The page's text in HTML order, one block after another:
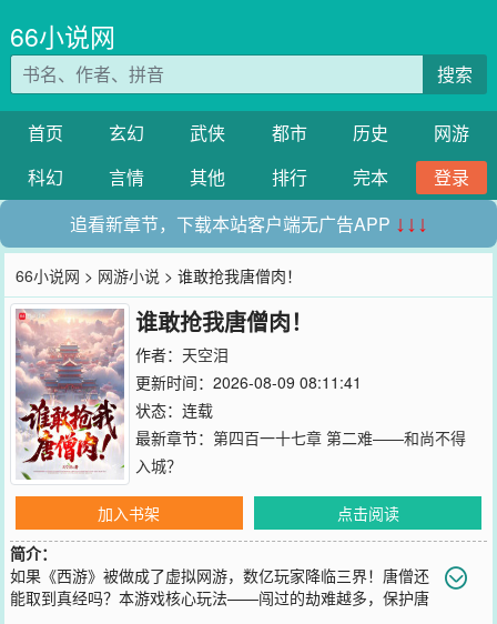
66小说网
搜索
首页 玄幻 武侠 都市 历史
网游
科幻
言情 其他 排行 完本
登录
追看新章节，下载本站客户端无广告APP ↓↓↓
66小说网 > 网游小说 > 谁敢抢我唐僧肉！
谁敢抢我唐僧肉！
作者： 天空泪
更新时间：2026-08-09 08:11:41
状态：连载
最新章节： 第四百一十七章 第二难——和尚不得
入城？
加入书架
点击阅读
简介：
如果《西游》被做成了虚拟网游，数亿玩家降临三界！唐僧还
能取到真经吗？本游戏核心玩法——闯过的劫难越多，保护唐